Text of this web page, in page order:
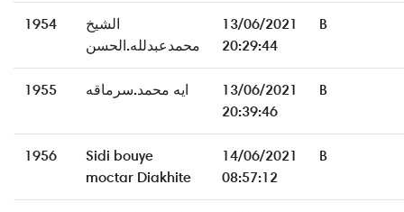
1954
الشيخ
محمدعبدلله.الحسن
13/06/2021
20:29:44
B
1955 ايه محمد.سرماقه
13/06/2021
20:39:46
B
1956
Sidi bouye
moctar Diakhite
14/06/2021
08:57:12
B